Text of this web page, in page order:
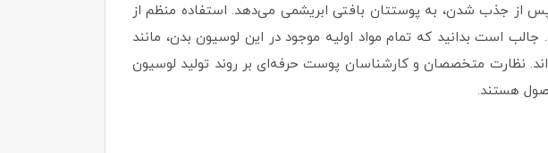
از جذب شدن، به پوستتان بافتی ابریشمی می‌دهد. استفاده منظم از
است بدانید که تمام مواد اولیه موجود در این لوسیون بدن، مانند
نظارت متخصصان و کارشناسان پوست حرفه‌ای بر روند تولید لوسیون
هستند.